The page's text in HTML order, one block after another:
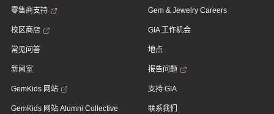
零售商支持
校区商店
常见问答
新闻室
GemKids 网站
GemKids 网站 Alumni Collective
Gem & Jewelry Careers
GIA 工作机会
地点
报告问题
支持 GIA
联系我们